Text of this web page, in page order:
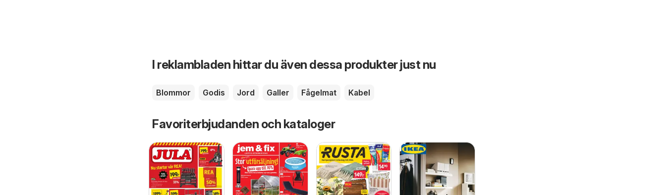
I reklambladen hittar du även dessa produkter just nu
Blommor Godis Jord Galler Fågelmat Kabel
Favoriterbjudanden och kataloger